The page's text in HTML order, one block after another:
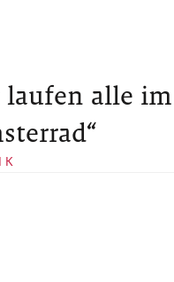
laufen alle